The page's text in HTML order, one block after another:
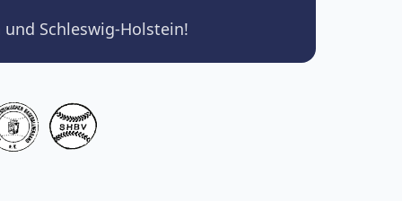
Schleswig-Holstein!